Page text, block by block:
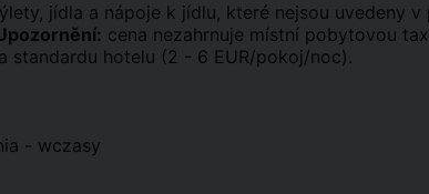
jídla a nápoje k jídlu, které nejsou uvedeny v
cena nezahrnuje místní pobytovou
standardu hotelu (2 - 6 EUR/pokoj/noc).
- wczasy